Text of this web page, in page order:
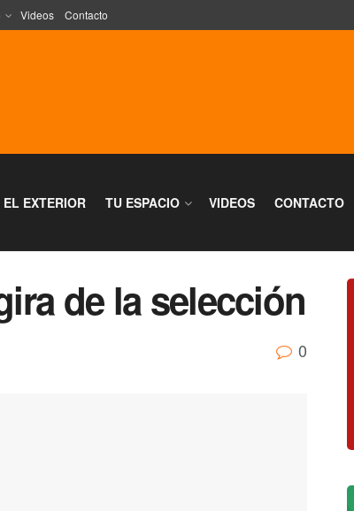
Videos Contacto
EXTERIOR TU ESPACIO VIDEOS CONTACTO
de la selección
0